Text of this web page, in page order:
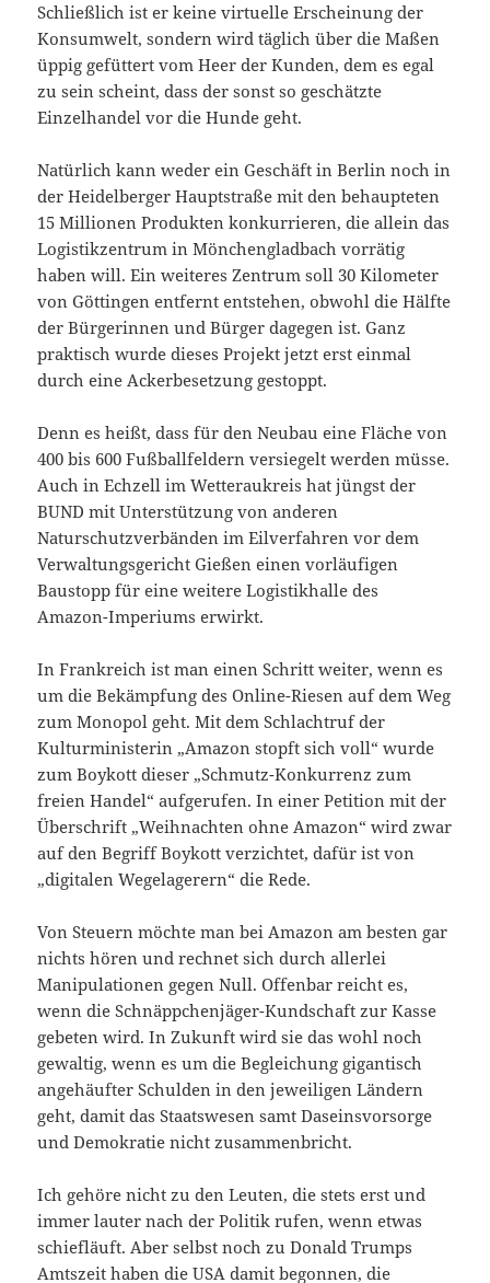
Schließlich ist er keine virtuelle Erscheinung der
Konsumwelt, sondern wird täglich über die Maßen
üppig gefüttert vom Heer der Kunden, dem es egal
zu sein scheint, dass der sonst so geschätzte
Einzelhandel vor die Hunde geht.
Natürlich kann weder ein Geschäft in Berlin noch in
der Heidelberger Hauptstraße mit den behaupteten
15 Millionen Produkten konkurrieren, die allein das
Logistikzentrum in Mönchengladbach vorrätig
haben will. Ein weiteres Zentrum soll 30 Kilometer
von Göttingen entfernt entstehen, obwohl die Hälfte
der Bürgerinnen und Bürger dagegen ist. Ganz
praktisch wurde dieses Projekt jetzt erst einmal
durch eine Ackerbesetzung gestoppt.
Denn es heißt, dass für den Neubau eine Fläche von
400 bis 600 Fußballfeldern versiegelt werden müsse.
Auch in Echzell im Wetteraukreis hat jüngst der
BUND mit Unterstützung von anderen
Naturschutzverbänden im Eilverfahren vor dem
Verwaltungsgericht Gießen einen vorläufigen
Baustopp für eine weitere Logistikhalle des
Amazon-Imperiums erwirkt.
In Frankreich ist man einen Schritt weiter, wenn es
um die Bekämpfung des Online-Riesen auf dem Weg
zum Monopol geht. Mit dem Schlachtruf der
Kulturministerin „Amazon stopft sich voll“ wurde
zum Boykott dieser „Schmutz-Konkurrenz zum
freien Handel“ aufgerufen. In einer Petition mit der
Überschrift „Weihnachten ohne Amazon“ wird zwar
auf den Begriff Boykott verzichtet, dafür ist von
„digitalen Wegelagerern“ die Rede.
Von Steuern möchte man bei Amazon am besten gar
nichts hören und rechnet sich durch allerlei
Manipulationen gegen Null. Offenbar reicht es,
wenn die Schnäppchenjäger-Kundschaft zur Kasse
gebeten wird. In Zukunft wird sie das wohl noch
gewaltig, wenn es um die Begleichung gigantisch
angehäufter Schulden in den jeweiligen Ländern
geht, damit das Staatswesen samt Daseinsvorsorge
und Demokratie nicht zusammenbricht.
Ich gehöre nicht zu den Leuten, die stets erst und
immer lauter nach der Politik rufen, wenn etwas
schiefläuft. Aber selbst noch zu Donald Trumps
Amtszeit haben die USA damit begonnen, die